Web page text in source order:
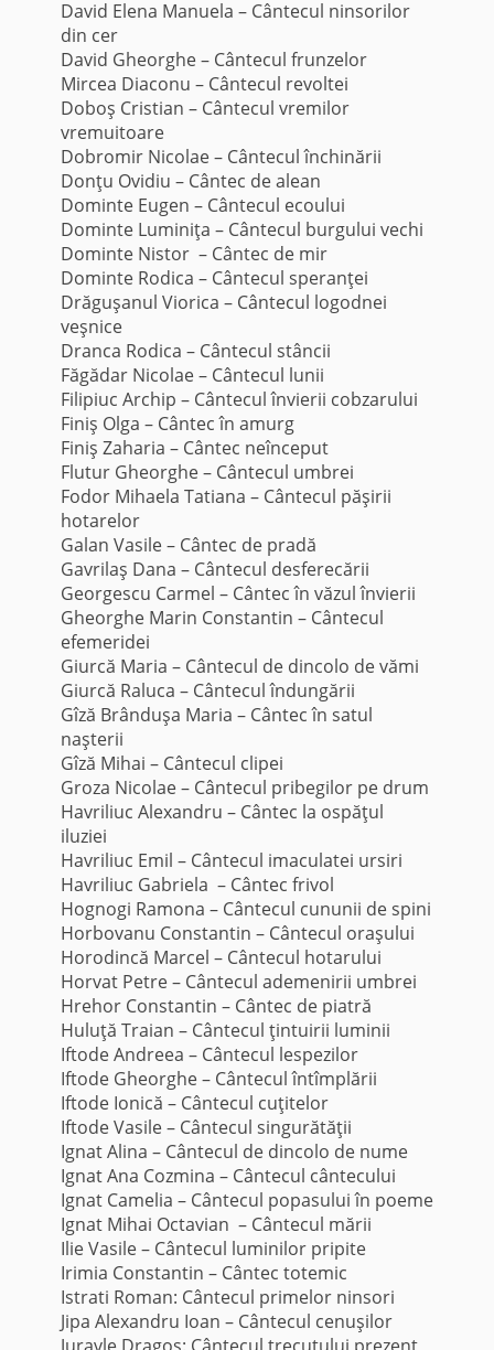
David Elena Manuela – Cântecul ninsorilor
din cer
David Gheorghe – Cântecul frunzelor
Mircea Diaconu – Cântecul revoltei
Doboş Cristian – Cântecul vremilor
vremuitoare
Dobromir Nicolae – Cântecul închinării
Donţu Ovidiu – Cântec de alean
Dominte Eugen – Cântecul ecoului
Dominte Luminiţa – Cântecul burgului vechi
Dominte Nistor – Cântec de mir
Dominte Rodica – Cântecul speranţei
Drăguşanul Viorica – Cântecul logodnei
veşnice
Dranca Rodica – Cântecul stâncii
Făgădar Nicolae – Cântecul lunii
Filipiuc Archip – Cântecul învierii cobzarului
Finiş Olga – Cântec în amurg
Finiş Zaharia – Cântec neînceput
Flutur Gheorghe – Cântecul umbrei
Fodor Mihaela Tatiana – Cântecul păşirii
hotarelor
Galan Vasile – Cântec de pradă
Gavrilaş Dana – Cântecul desferecării
Georgescu Carmel – Cântec în văzul învierii
Gheorghe Marin Constantin – Cântecul
efemeridei
Giurcă Maria – Cântecul de dincolo de vămi
Giurcă Raluca – Cântecul îndungării
Gîză Brânduşa Maria – Cântec în satul
naşterii
Gîză Mihai – Cântecul clipei
Groza Nicolae – Cântecul pribegilor pe drum
Havriliuc Alexandru – Cântec la ospăţul
iluziei
Havriliuc Emil – Cântecul imaculatei ursiri
Havriliuc Gabriela – Cântec frivol
Hognogi Ramona – Cântecul cununii de spini
Horbovanu Constantin – Cântecul oraşului
Horodincă Marcel – Cântecul hotarului
Horvat Petre – Cântecul ademenirii umbrei
Hrehor Constantin – Cântec de piatră
Huluţă Traian – Cântecul ţintuirii luminii
Iftode Andreea – Cântecul lespezilor
Iftode Gheorghe – Cântecul întîmplării
Iftode Ionică – Cântecul cuţitelor
Iftode Vasile – Cântecul singurătăţii
Ignat Alina – Cântecul de dincolo de nume
Ignat Ana Cozmina – Cântecul cântecului
Ignat Camelia – Cântecul popasului în poeme
Ignat Mihai Octavian – Cântecul mării
Ilie Vasile – Cântecul luminilor pripite
Irimia Constantin – Cântec totemic
Istrati Roman: Cântecul primelor ninsori
Jipa Alexandru Ioan – Cântecul cenuşilor